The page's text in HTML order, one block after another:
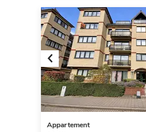
Previous
Appartement